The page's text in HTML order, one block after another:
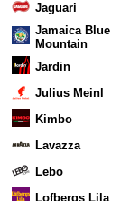
Jaguari
Jamaica Blue
Mountain
Jardin
Julius Meinl
Kimbo
Lavazza
Lebo
Lofbergs Lila